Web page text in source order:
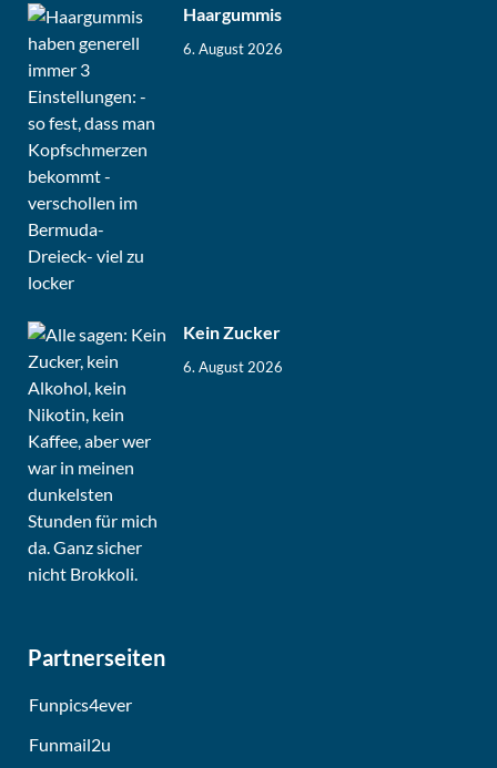
Haargummis
6. August 2026
Kein Zucker
6. August 2026
Partnerseiten
Funpics4ever
Funmail2u